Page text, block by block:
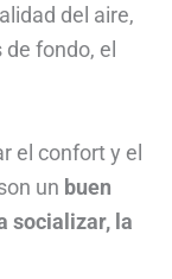
del aire,
fondo, el
el confort y el
un buen
socializar, la